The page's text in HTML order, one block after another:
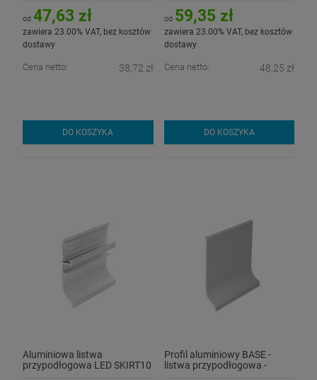
od 47,63 zł
zawiera 23.00% VAT, bez kosztów
dostawy
Cena netto: 38,72 zł
DO KOSZYKA
od 59,35 zł
zawiera 23.00% VAT, bez kosztów
dostawy
Cena netto: 48,25 zł
DO KOSZYKA
Aluminiowa listwa
przypodłogowa LED SKIRT10
Profil aluminiowy BASE -
listwa przypodłogowa -